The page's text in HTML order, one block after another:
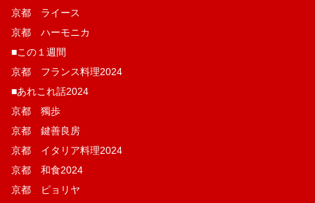
京都 ライース
京都 ハーモニカ
■この１週間
京都 フランス料理2024
■あれこれ話2024
京都 獨歩
京都 鍵善良房
京都 イタリア料理2024
京都 和食2024
京都 ピョリヤ